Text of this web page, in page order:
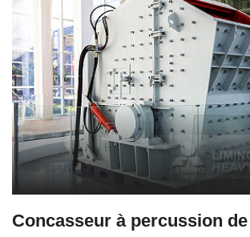
Concasseur à percussion